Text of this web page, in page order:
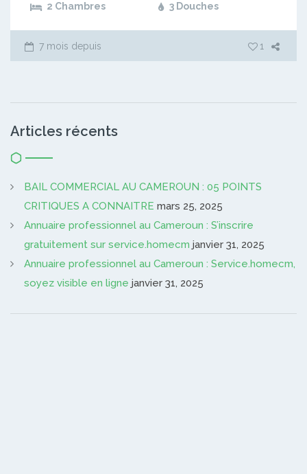
2 Chambres 3 Douches
7 mois depuis 1
Articles récents
BAIL COMMERCIAL AU CAMEROUN : 05 POINTS
CRITIQUES A CONNAITRE mars 25, 2025
Annuaire professionnel au Cameroun : S’inscrire
gratuitement sur service.homecm janvier 31, 2025
Annuaire professionnel au Cameroun : Service.homecm,
soyez visible en ligne janvier 31, 2025